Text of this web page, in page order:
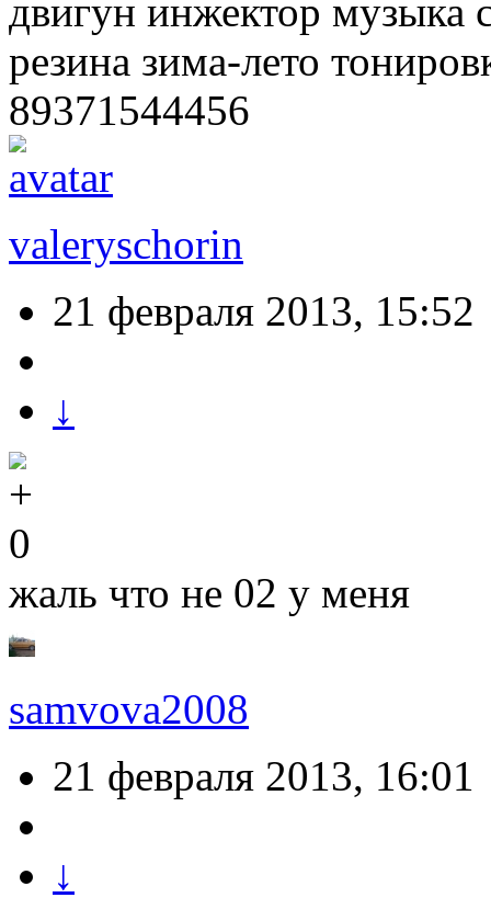
двигун инжектор музыка
резина зима-лето
89371544456
valeryschorin
21 февраля 2013, 15:52
↓
0
жаль что не 02 у меня
samvova2008
21 февраля 2013, 16:01
↓